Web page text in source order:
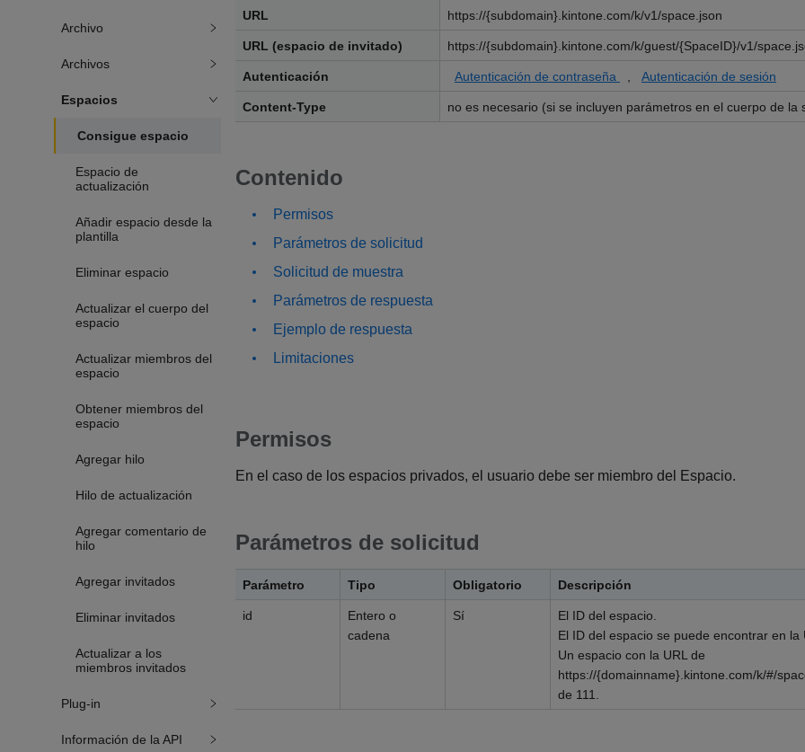
Archivo
Archivos
Espacios
Consigue espacio
Espacio de
actualización
Añadir espacio desde la
plantilla
Eliminar espacio
Actualizar el cuerpo del
espacio
Actualizar miembros del
espacio
Obtener miembros del
espacio
Agregar hilo
Hilo de actualización
Agregar comentario de
hilo
Agregar invitados
Eliminar invitados
Actualizar a los
miembros invitados
Plug-in
Información de la API
URL https://{subdomain}.kintone.com/k/v1/space.json
URL (espacio de invitado) https://{subdomain}.kintone.com/k/guest/{SpaceID}/v1/
Autenticación Autenticación de contraseña Autenticación de sesión
Content-Type no es necesario (si se incluyen parámetros en el cuerpo de la
Contenido
Permisos
Parámetros de solicitud
Solicitud de muestra
Parámetros de respuesta
Ejemplo de respuesta
Limitaciones
Permisos
En el caso de los espacios privados, el usuario debe ser miembro del Espacio.
Parámetros de solicitud
Parámetro Tipo Obligatorio Descripción
id
Entero o
cadena
Sí
El ID del espacio.
El ID del espacio se puede encontrar en la
Un espacio con la URL de
https://{domainname}.kintone.com/k/#/
de 111.